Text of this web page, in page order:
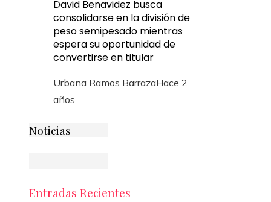
David Benavidez busca
consolidarse en la división de
peso semipesado mientras
espera su oportunidad de
convertirse en titular
Urbana Ramos BarrazaHace 2
años
Noticias
Entradas Recientes